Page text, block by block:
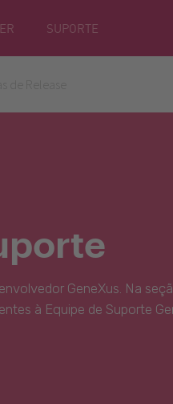
SUPORTE
GeneXus. Na
à Equipe de Suporte